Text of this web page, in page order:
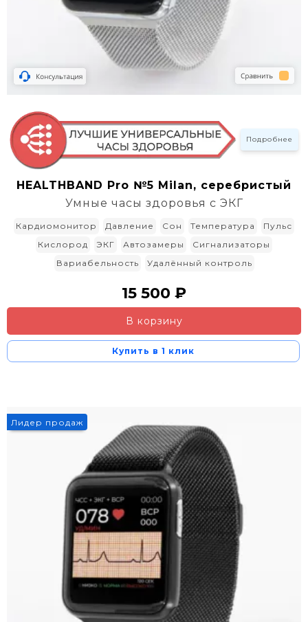
Подробнее
HEALTHBAND Pro №5 Milan, серебристый
Умные часы здоровья с ЭКГ
Кардиомонитор Давление Сон Температура
Пульс
Кислород
ЭКГ Автозамеры
Сигнализаторы
Вариабельность
Удалённый контроль
15 500 ₽
В корзину
Купить в 1 клик
Лидер продаж